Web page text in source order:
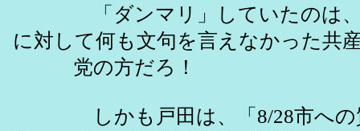
「ダンマリ」していたのは、
に対して何も文句を言えなかった共
党の方だろ！
しかも戸田は、「8/28市への質